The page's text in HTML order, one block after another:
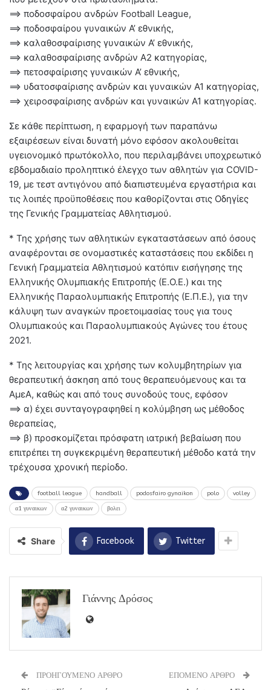
==> ποδοσφαίρου ανδρών Football League,
==> ποδοσφαίρου γυναικών Α’ εθνικής,
==> καλαθοσφαίρισης γυναικών Α’ εθνικής,
==> καλαθοσφαίρισης ανδρών Α2 κατηγορίας,
==> πετοσφαίρισης γυναικών Α’ εθνικής,
==> υδατοσφαίρισης ανδρών και γυναικών Α1 κατηγορίας,
==> χειροσφαίρισης ανδρών και γυναικών Α1 κατηγορίας.
Σε κάθε περίπτωση, η εφαρμογή των παραπάνω
εξαιρέσεων είναι δυνατή μόνο εφόσον ακολουθείται
υγειονομικό πρωτόκολλο, που περιλαμβάνει υποχρεωτικό
εβδομαδιαίο προληπτικό έλεγχο των αθλητών για COVID-
19, με τεστ αντιγόνου από διαπιστευμένα εργαστήρια και
τις λοιπές προϋποθέσεις που καθορίζονται στις Οδηγίες
της Γενικής Γραμματείας Αθλητισμού.
* Της χρήσης των αθλητικών εγκαταστάσεων από όσους
αναφέρονται σε ονομαστικές καταστάσεις που εκδίδει η
Γενική Γραμματεία Αθλητισμού κατόπιν εισήγησης της
Ελληνικής Ολυμπιακής Επιτροπής (Ε.Ο.Ε.) και της
Ελληνικής Παραολυμπιακής Επιτροπής (Ε.Π.Ε.), για την
κάλυψη των αναγκών προετοιμασίας τους για τους
Ολυμπιακούς και Παραολυμπιακούς Αγώνες του έτους
2021.
* Της λειτουργίας και χρήσης των κολυμβητηρίων για
θεραπευτική άσκηση από τους θεραπευόμενους και τα
ΑμεΑ, καθώς και από τους συνοδούς τους, εφόσον
==> α) έχει συνταγογραφηθεί η κολύμβηση ως μέθοδος
θεραπείας,
==> β) προσκομίζεται πρόσφατη ιατρική βεβαίωση που
επιτρέπει τη συγκεκριμένη θεραπευτική μέθοδο κατά την
τρέχουσα χρονική περίοδο.
football league handball podosfairo gynaikon polo volley
α1 γυναικων α2 γυναικων βολει
Share Facebook Twitter
Γιάννης Δρόσος
ΠΡΟΗΓΟΥΜΕΝΟ ΑΡΘΡΟ ΕΠΟΜΕΝΟ ΑΡΘΡΟ